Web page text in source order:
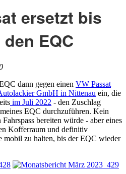
ersetzt bis
EQC
dann gegen einen VW Passat
GmbH in Nittenau ein, die
im Juli 2022 - den Zuschlag
EQC durchzuführen. Kein
bereiten würde - aber eines
Kofferraum und definitiv
mobil zu halten, bis der EQC wieder